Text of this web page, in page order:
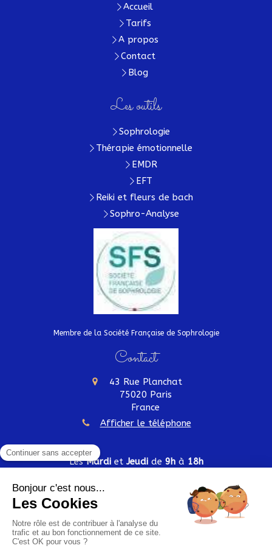
Accueil
Tarifs
A propos
Contact
Blog
Les outils
Sophrologie
Thérapie émotionnelle
EMDR
EFT
Reiki et fleurs de bach
Sophro-Analyse
Membre de la Société Française de Sophrologie
Contact
43 Rue Planchat
75020 Paris
France
Afficher le téléphone
LesMardiet Jeudide 9hà 18h
Mentions légales